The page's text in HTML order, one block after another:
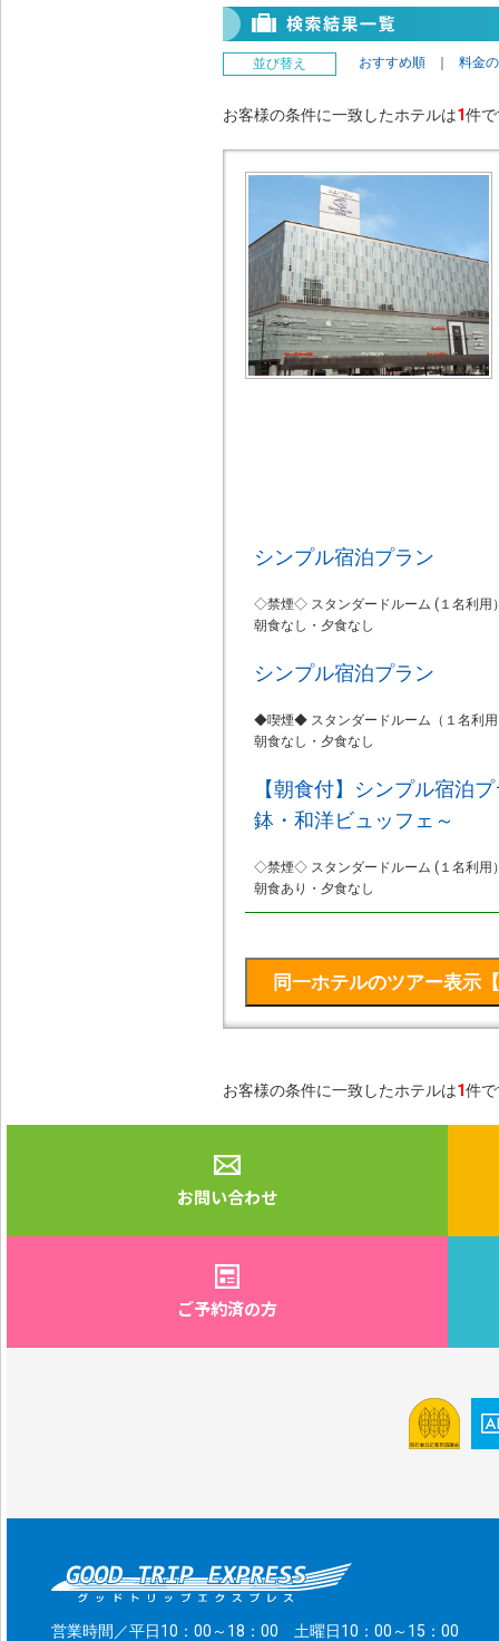
並び替え おすすめ順 料金
お客様の条件に一致したホテルは1件
シンプル宿泊プラン
◇禁煙◇ スタンダードルーム (１名利用
朝食なし・夕食なし
シンプル宿泊プラン
◆喫煙◆ スタンダードルーム（１名利
朝食なし・夕食なし
【朝食付】シンプル宿泊
鉢・和洋ビュッフェ～
◇禁煙◇ スタンダードルーム (１名利用
朝食あり・夕食なし
お客様の条件に一致したホテルは1件
お問い合わせ
ご予約済の方
営業時間／平日10：00～18：00 土曜日10：00～15：00